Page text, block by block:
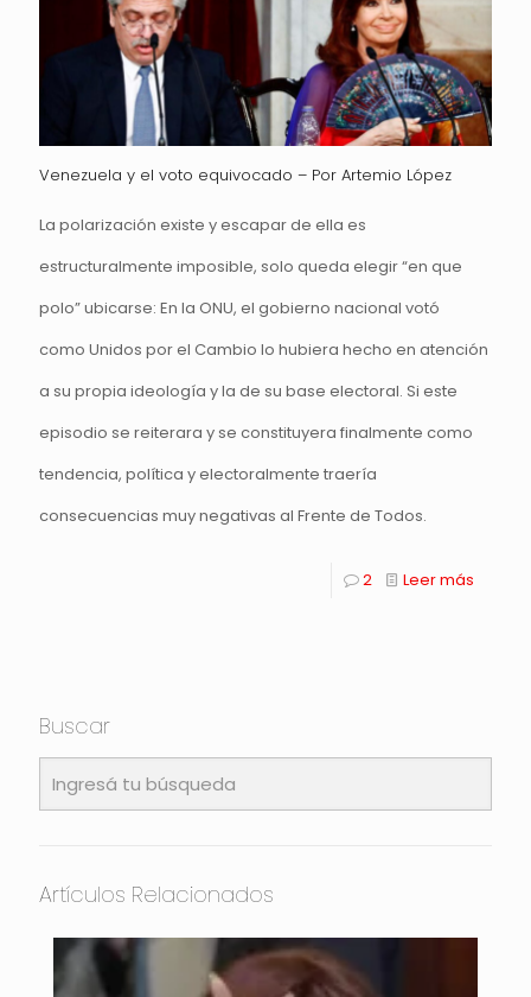
Venezuela y el voto equivocado – Por Artemio López
La polarización existe y escapar de ella es
estructuralmente imposible, solo queda elegir “en que
polo” ubicarse: En la ONU, el gobierno nacional votó
como Unidos por el Cambio lo hubiera hecho en atención
a su propia ideología y la de su base electoral. Si este
episodio se reiterara y se constituyera finalmente como
tendencia, política y electoralmente traería
consecuencias muy negativas al Frente de Todos.
2 Leer más
Buscar
Artículos Relacionados